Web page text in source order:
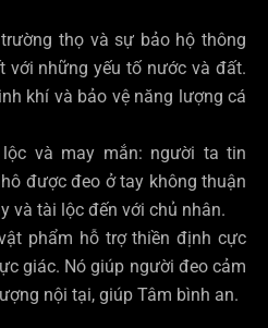
thọ và sự bảo hộ thông
với những yếu tố nước và đất.
khí và bảo vệ năng lượng cá
và may mắn: người ta tin
được đeo ở tay không thuận
và tài lộc đến với chủ nhân.
phẩm hỗ trợ thiền định cực
giác. Nó giúp người đeo cảm
nội tại, giúp Tâm bình an.